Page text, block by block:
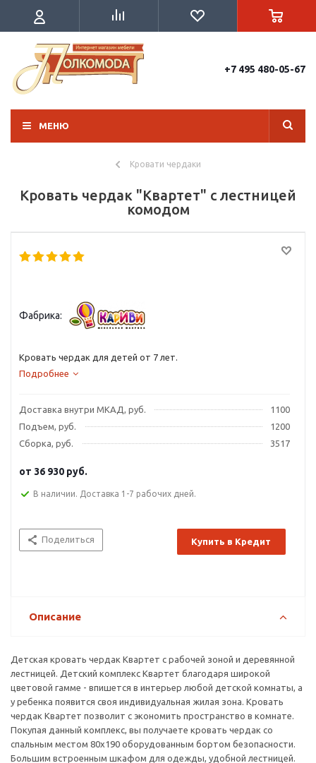
+7 495 480-05-67
МЕНЮ
Кровати чердаки
Кровать чердак "Квартет" с лестницей
комодом
Фабрика:
Кровать чердак для детей от 7 лет.
Подробнее
Доставка внутри МКАД, руб.
1100
Подъем, руб.
1200
Сборка, руб.
3517
от 36 930 руб.
В наличии. Доставка 1-7 рабочих дней.
Поделиться Купить в Кредит
Описание
Детская кровать чердак Квартет с рабочей зоной и деревянной
лестницей. Детский комплекс Квартет благодаря широкой
цветовой гамме - впишется в интерьер любой детской комнаты, а
у ребенка появится своя индивидуальная жилая зона. Кровать
чердак Квартет позволит с экономить пространство в комнате.
Покупая данный комплекс, вы получаете кровать чердак со
спальным местом 80х190 оборудованным бортом безопасности.
Большим встроенным шкафом для одежды, удобной лестницей.